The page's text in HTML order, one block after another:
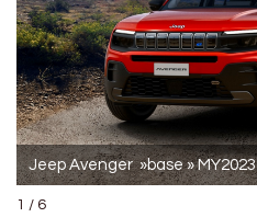
Jeep Avenger »base » MY2023
1 / 6